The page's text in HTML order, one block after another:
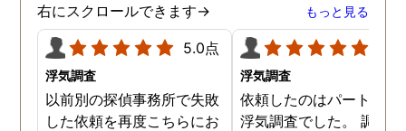
右にスクロールできます→ もっと見る
5.0点
浮気調査
以前別の探偵事務所で失敗
した依頼を再度こちらにお
浮気調査
依頼したのはパートナー
浮気調査でした。 調査